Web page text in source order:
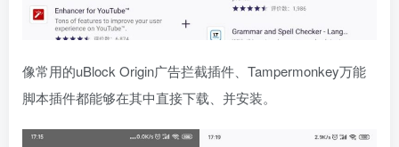
像常用的uBlock Origin广告拦截插件、Tampermonkey万能
脚本插件都能够在其中直接下载、并安装。